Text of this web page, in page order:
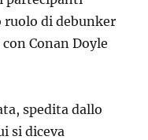
ruolo di debunker
Conan Doyle
spedita dallo
si diceva